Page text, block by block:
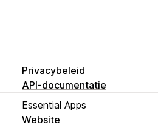
Privacybeleid
API-documentatie
Essential Apps
Website